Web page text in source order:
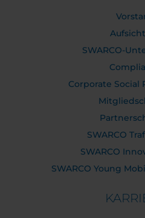
SWARCO-
Corporate Social
SWARCO
SWARCO
SWARCO Young